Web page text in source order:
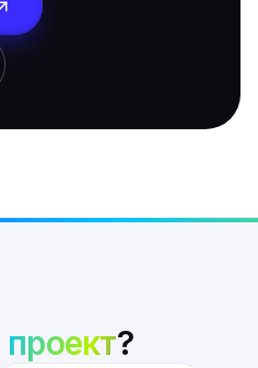
проект?